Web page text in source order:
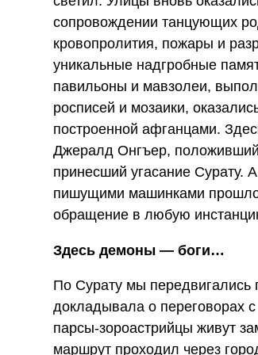
сопровождении танцующих
кровопролития, пожары и
уникальные надгробные
павильоны и мавзолеи,
росписей и мозаики,
построенной афганцами.
Джералд Онгъер,
принесший угасание Сурату.
пишущими машинками
обращение в любую
Здесь демоны — боги…
По Сурату мы передвигались
докладывала о переговорах
парсы-зороастрийцы живут
маршрут проходил через